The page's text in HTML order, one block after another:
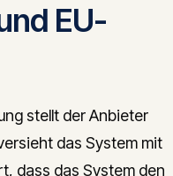
EU-
stellt der Anbieter
das System mit
dass das System den